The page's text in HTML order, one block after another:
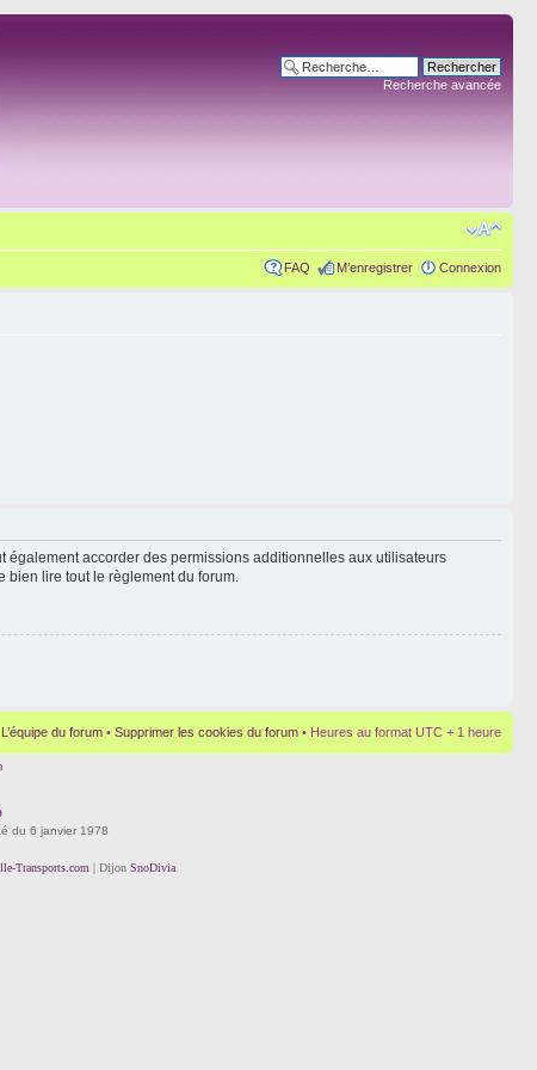
Recherche avancée
FAQ M’enregistrer Connexion
également accorder des permissions additionnelles aux utilisateurs
bien lire tout le règlement du forum.
L’équipe du forum • Supprimer les cookies du forum • Heures au format UTC + 1 heure
du 6 janvier 1978
Transports.com | Dijon SnoDivia